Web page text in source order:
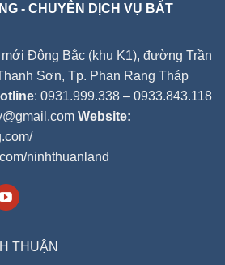
- CHUYÊN DỊCH VỤ BẤT
Đông Bắc (khu K1), đường Trần
Sơn, Tp. Phan Rang Tháp
: 0931.999.338 – 0933.843.118
Website:
ninhthuanland
THUẬN